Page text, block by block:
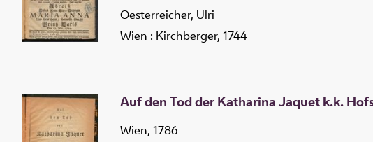
Oesterreicher, Ulri
Wien : Kirchberger, 1744
Auf den Tod der Katharina Jaquet k.k.
Wien, 1786